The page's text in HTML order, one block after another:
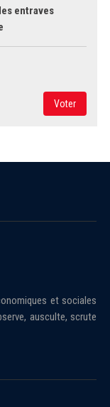
entraves
Voter
et sociales
ausculte, scrute